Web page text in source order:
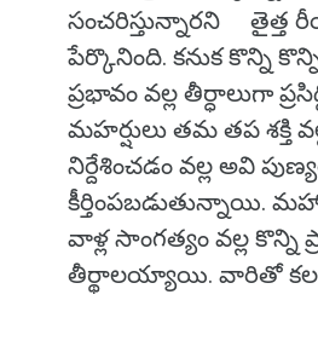
సంచరిస్తున్నారని తైత్త
పేర్కొనింది. కనుక కొన్ని
ప్రభావం వల్ల తీర్ధాలుగా
మహర్షులు తమ తప శక్తి
నిర్దేశించడం వల్ల అవి
కీర్తింపబడుతున్నాయి.
వాళ్ల సాంగత్యం వల్ల కొన్ని
తీర్థాలయ్యాయి. వారితో